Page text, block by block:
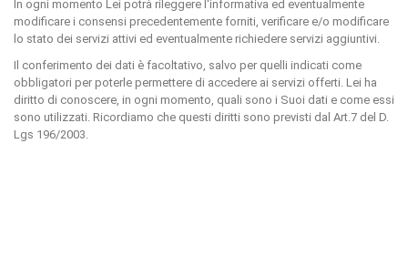
In ogni momento Lei potrà rileggere l'informativa ed eventualmente
modificare i consensi precedentemente forniti, verificare e/o modificare
lo stato dei servizi attivi ed eventualmente richiedere servizi aggiuntivi.
Il conferimento dei dati è facoltativo, salvo per quelli indicati come
obbligatori per poterle permettere di accedere ai servizi offerti. Lei ha
diritto di conoscere, in ogni momento, quali sono i Suoi dati e come essi
sono utilizzati. Ricordiamo che questi diritti sono previsti dal Art.7 del D.
Lgs 196/2003.